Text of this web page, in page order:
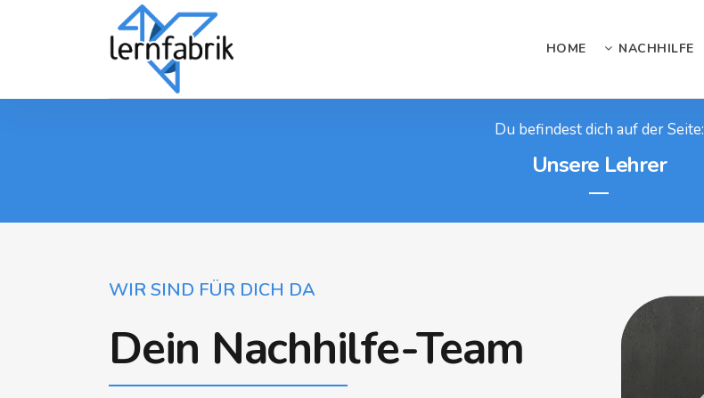
HOME NACHHILFE
Du befindest dich auf der Seite:
Unsere Lehrer
WIR SIND FÜR DICH DA
Dein Nachhilfe-Team